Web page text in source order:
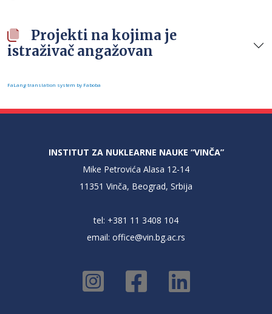
Projekti na kojima je
istraživač angažovan
FaLang translation system by Faboba
INSTITUT ZA NUKLEARNE NAUKE “VINČA”
Mike Petrovića Alasa 12-14
11351 Vinča, Beograd, Srbija
tel: +381 11 3408 104
email: office@vin.bg.ac.rs